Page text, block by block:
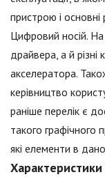
пристрою і основні
Цифровий носій.
драйвера, а й різні
акселератора.
керівництво
раніше перелік є
такого
які елементи в